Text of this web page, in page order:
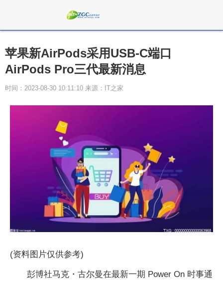
苹果新AirPods采用USB-C端口
AirPods Pro三代最新消息
时间：2023-08-30 10:11:10 来源：IT之家
(资料图片仅供参考)
彭博社马克・古尔曼在最新一期 Power On 时事通